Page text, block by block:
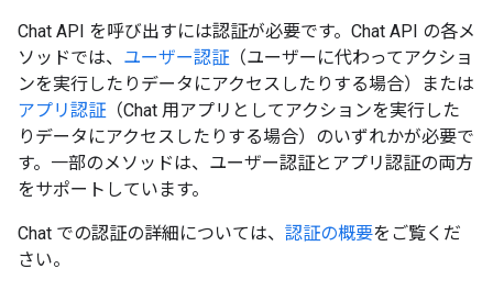
Chat API を呼び出すには認証が必要です。Chat API の各メ
ソッドでは、 ユーザー認証 （ユーザーに代わってアクショ
ンを実行したりデータにアクセスしたりする場合）または
アプリ認証 （Chat 用アプリとしてアクションを実行した
りデータにアクセスしたりする場合）のいずれかが必要で
す。一部のメソッドは、ユーザー認証とアプリ認証の両方
をサポートしています。
Chat での認証の詳細については、 認証の概要をご覧くだ
さい。